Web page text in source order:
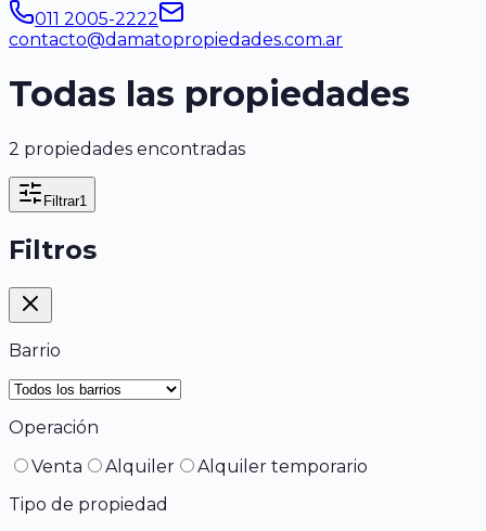
011 2005-2222
contacto@damatopropiedades.com.ar
Todas las propiedades
2 propiedades encontradas
Filtrar1
Filtros
Barrio
Operación
Venta
Alquiler
Alquiler temporario
Tipo de propiedad